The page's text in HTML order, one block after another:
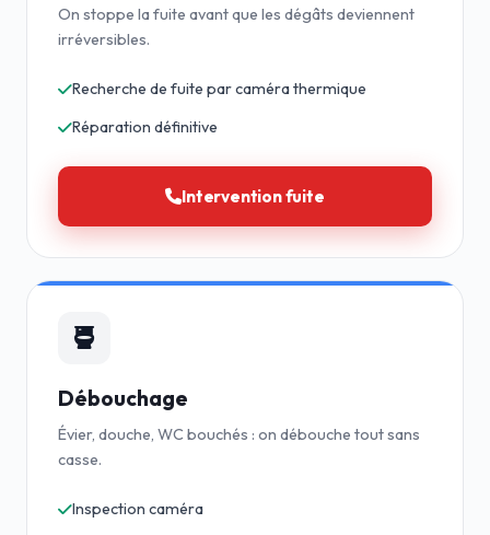
On stoppe la fuite avant que les dégâts deviennent
irréversibles.
Recherche de fuite par caméra thermique
Réparation définitive
Intervention fuite
Débouchage
Évier, douche, WC bouchés : on débouche tout sans
casse.
Inspection caméra